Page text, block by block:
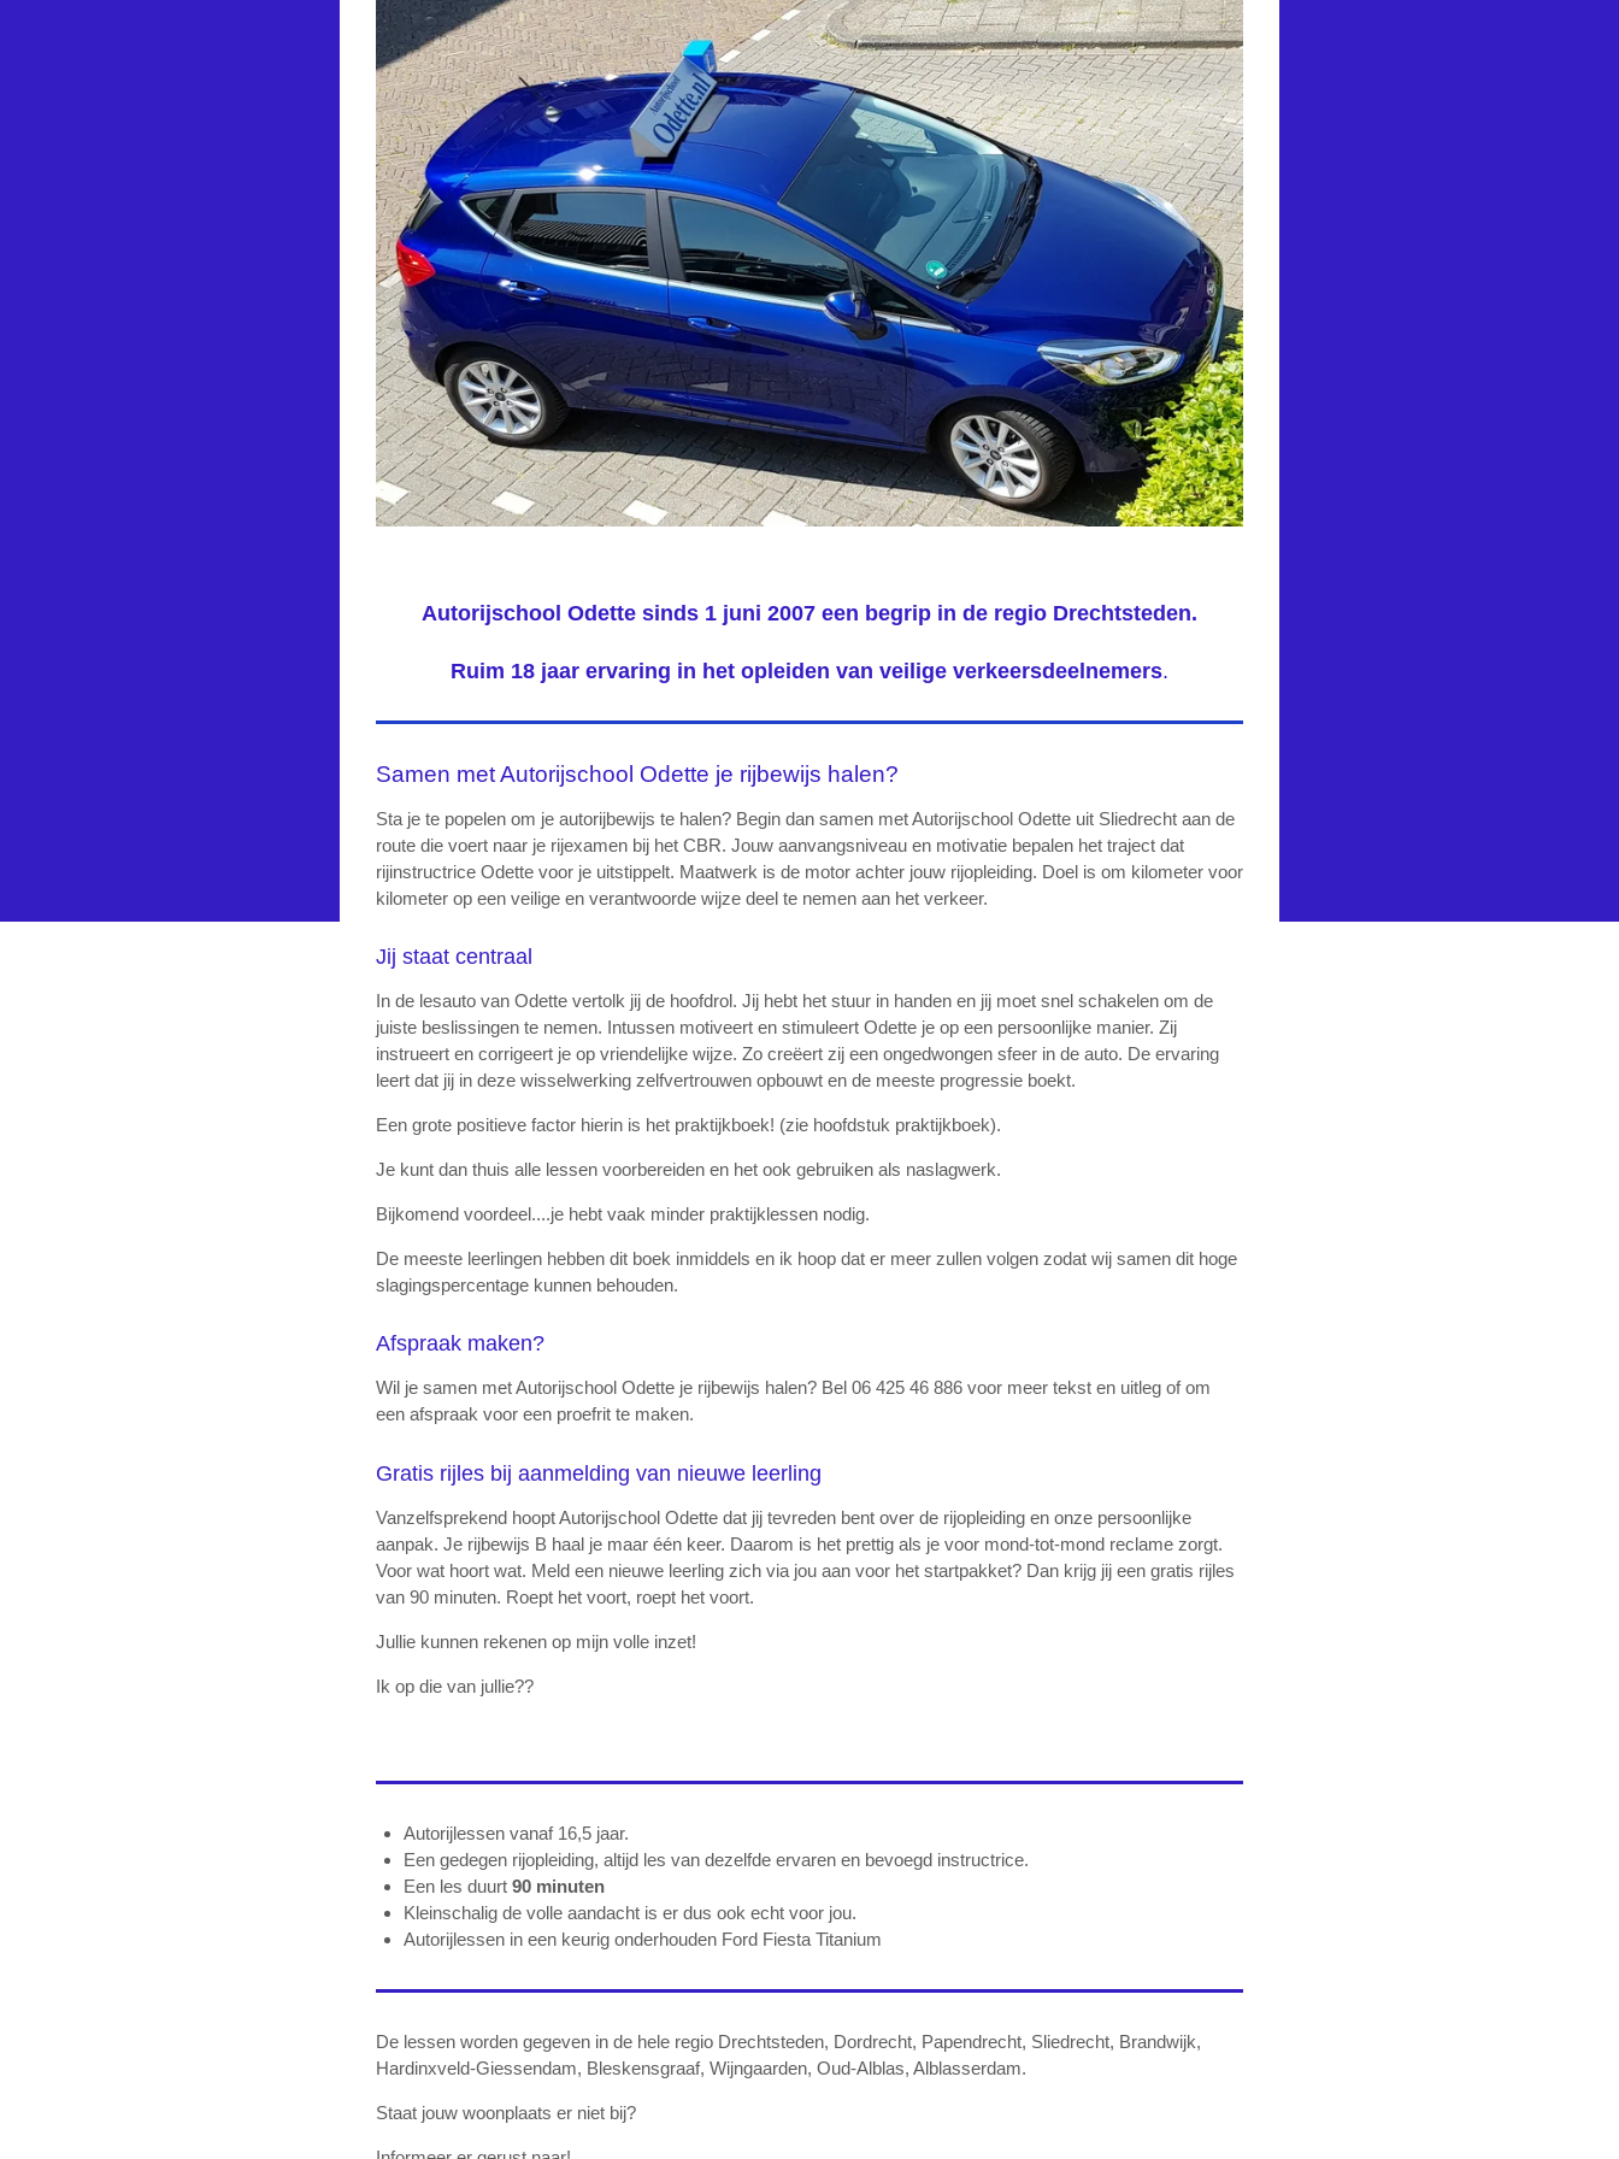
Autorijschool Odette sinds 1 juni 2007 een begrip in de regio Drechtsteden.
Ruim 18 jaar ervaring in het opleiden van veilige verkeersdeelnemers.
Samen met Autorijschool Odette je rijbewijs halen?
Sta je te popelen om je autorijbewijs te halen? Begin dan samen met Autorijschool Odette uit Sliedrecht aan de
route die voert naar je rijexamen bij het CBR. Jouw aanvangsniveau en motivatie bepalen het traject dat
rijinstructrice Odette voor je uitstippelt. Maatwerk is de motor achter jouw rijopleiding. Doel is om kilometer voor
kilometer op een veilige en verantwoorde wijze deel te nemen aan het verkeer.
Jij staat centraal
In de lesauto van Odette vertolk jij de hoofdrol. Jij hebt het stuur in handen en jij moet snel schakelen om de
juiste beslissingen te nemen. Intussen motiveert en stimuleert Odette je op een persoonlijke manier. Zij
instrueert en corrigeert je op vriendelijke wijze. Zo creëert zij een ongedwongen sfeer in de auto. De ervaring
leert dat jij in deze wisselwerking zelfvertrouwen opbouwt en de meeste progressie boekt.
Een grote positieve factor hierin is het praktijkboek! (zie hoofdstuk praktijkboek).
Je kunt dan thuis alle lessen voorbereiden en het ook gebruiken als naslagwerk.
Bijkomend voordeel....je hebt vaak minder praktijklessen nodig.
De meeste leerlingen hebben dit boek inmiddels en ik hoop dat er meer zullen volgen zodat wij samen dit hoge
slagingspercentage kunnen behouden.
Afspraak maken?
Wil je samen met Autorijschool Odette je rijbewijs halen? Bel 06 425 46 886 voor meer tekst en uitleg of om
een afspraak voor een proefrit te maken.
Gratis rijles bij aanmelding van nieuwe leerling
Vanzelfsprekend hoopt Autorijschool Odette dat jij tevreden bent over de rijopleiding en onze persoonlijke
aanpak. Je rijbewijs B haal je maar één keer. Daarom is het prettig als je voor mond-tot-mond reclame zorgt.
Voor wat hoort wat. Meld een nieuwe leerling zich via jou aan voor het startpakket? Dan krijg jij een gratis rijles
van 90 minuten. Roept het voort, roept het voort.
Jullie kunnen rekenen op mijn volle inzet!
Ik op die van jullie??
Autorijlessen vanaf 16,5 jaar.
Een gedegen rijopleiding, altijd les van dezelfde ervaren en bevoegd instructrice.
Een les duurt 90 minuten
Kleinschalig de volle aandacht is er dus ook echt voor jou.
Autorijlessen in een keurig onderhouden Ford Fiesta Titanium
De lessen worden gegeven in de hele regio Drechtsteden, Dordrecht, Papendrecht, Sliedrecht, Brandwijk,
Hardinxveld-Giessendam, Bleskensgraaf, Wijngaarden, Oud-Alblas, Alblasserdam.
Staat jouw woonplaats er niet bij?